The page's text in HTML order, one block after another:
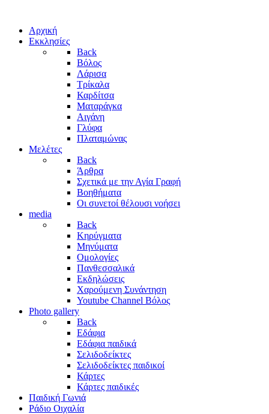
Αρχική
Εκκλησίες
Back
Βόλος
Λάρισα
Τρίκαλα
Καρδίτσα
Ματαράγκα
Αιγάνη
Γλύφα
Πλαταμώνας
Μελέτες
Back
Άρθρα
Σχετικά με την Αγία Γραφή
Βοηθήματα
Οι συνετοί θέλουσι νοήσει
media
Back
Κηρύγματα
Μηνύματα
Ομολογίες
Πανθεσσαλικά
Εκδηλώσεις
Χαρούμενη Συνάντηση
Youtube Channel Βόλος
Photo gallery
Back
Εδάφια
Εδάφια παιδικά
Σελιδοδείκτες
Σελιδοδείκτες παιδικοί
Κάρτες
Κάρτες παιδικές
Παιδική Γωνιά
Ράδιο Οιχαλία